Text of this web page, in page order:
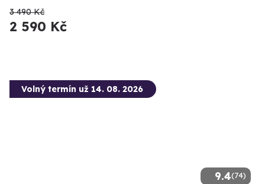
3 490 Kč
2 590 Kč
9.4(74)
Volný termín už 14. 08. 2026